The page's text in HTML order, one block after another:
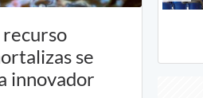
recurso
se
innovador